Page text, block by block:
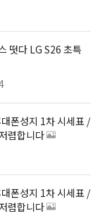
렴합니다
렴합니다